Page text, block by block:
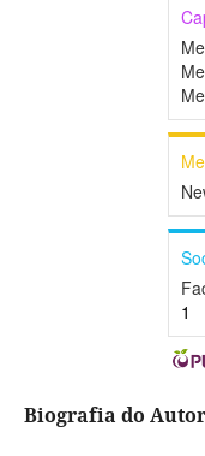
1
Biografia do Autor